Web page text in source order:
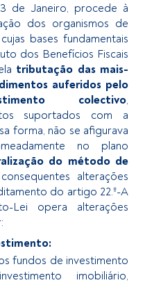
de Janeiro, procede à
dos organismos de
bases fundamentais
dos Benefícios Fiscais
tributação das mais-
auferidos pelo
colectivo,
suportados com a
forma, não se afigurava
no plano
do método de
alterações
do artigo 22.º-A
Lei opera alterações
fundos de investimento
imobiliário,